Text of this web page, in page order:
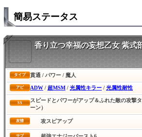
簡易ステータス
香り立つ幸福の妄想乙女 紫式
タイプ 貫通 / パワー / 魔人
アビ ADW / 超MSM / 光属性キラー / 光属性耐性
SS
スピードとパワーがアップ＆ふれた敵の攻撃
ーン）
友情 攻スピアップ
サブ